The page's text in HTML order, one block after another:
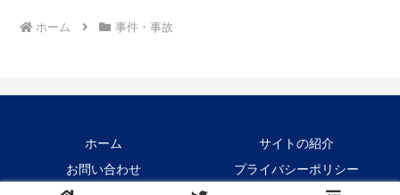
ホーム 事件・事故
ホーム
サイトの紹介
お問い合わせ
プライバシーポリシー